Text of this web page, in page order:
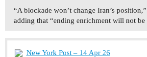
“A blockade won’t change Iran’s
adding that “ending enrichment will not be
New York Post – 14 Apr 26